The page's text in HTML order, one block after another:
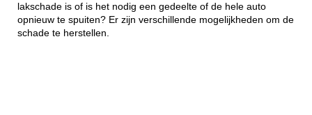
lakschade is of is het nodig een gedeelte of de hele auto
opnieuw te spuiten? Er zijn verschillende mogelijkheden om de
schade te herstellen.